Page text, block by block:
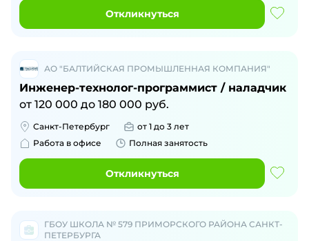
Откликнуться
АО "БАЛТИЙСКАЯ ПРОМЫШЛЕННАЯ КОМПАНИЯ"
Инженер-технолог-программист / наладчик
от 120 000 до 180 000 руб.
Санкт-Петербург
от 1 до 3 лет
Работа в офисе
Полная занятость
Откликнуться
ГБОУ ШКОЛА № 579 ПРИМОРСКОГО РАЙОНА САНКТ-
ПЕТЕРБУРГА